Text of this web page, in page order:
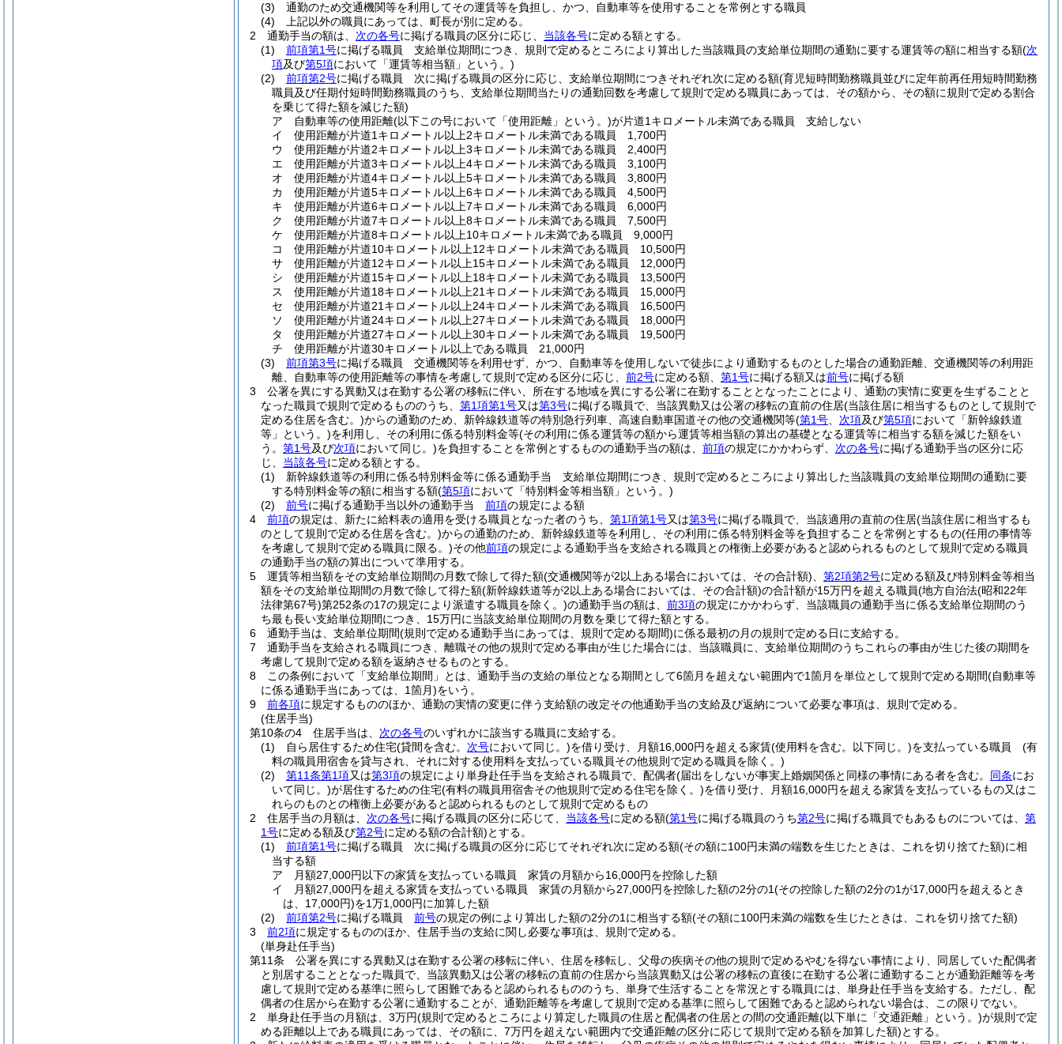
(3)
通勤のため交通機関等を利用してその運賃等を負担し、かつ、自動車等を使用することを常例とする職員
(4)
上記以外の職員にあっては、町長が別に定める。
2
通勤手当の額は、 次の各号に掲げる職員の区分に応じ、 当該各号に定める額とする。
(1)
前項第1号に掲げる職員 支給単位期間につき、規則で定めるところにより算出した当該職員の支給単位期間の通勤に要する運賃等の額に相当する額(次
項及び第5項において「運賃等相当額」という。)
(2)
前項第2号に掲げる職員 次に掲げる職員の区分に応じ、支給単位期間につきそれぞれ次に定める額(育児短時間勤務職員並びに定年前再任用短時間勤務
職員及び任期付短時間勤務職員のうち、支給単位期間当たりの通勤回数を考慮して規則で定める職員にあっては、その額から、その額に規則で定める割合
を乗じて得た額を減じた額)
ア
自動車等の使用距離(以下この号において「使用距離」という。)が片道1キロメートル未満である職員 支給しない
イ
使用距離が片道1キロメートル以上2キロメートル未満である職員 1,700円
ウ
使用距離が片道2キロメートル以上3キロメートル未満である職員 2,400円
エ
使用距離が片道3キロメートル以上4キロメートル未満である職員 3,100円
オ
使用距離が片道4キロメートル以上5キロメートル未満である職員 3,800円
カ
使用距離が片道5キロメートル以上6キロメートル未満である職員 4,500円
キ
使用距離が片道6キロメートル以上7キロメートル未満である職員 6,000円
ク
使用距離が片道7キロメートル以上8キロメートル未満である職員 7,500円
ケ
使用距離が片道8キロメートル以上10キロメートル未満である職員 9,000円
コ
使用距離が片道10キロメートル以上12キロメートル未満である職員 10,500円
サ
使用距離が片道12キロメートル以上15キロメートル未満である職員 12,000円
シ
使用距離が片道15キロメートル以上18キロメートル未満である職員 13,500円
ス
使用距離が片道18キロメートル以上21キロメートル未満である職員 15,000円
セ
使用距離が片道21キロメートル以上24キロメートル未満である職員 16,500円
ソ
使用距離が片道24キロメートル以上27キロメートル未満である職員 18,000円
タ
使用距離が片道27キロメートル以上30キロメートル未満である職員 19,500円
チ
使用距離が片道30キロメートル以上である職員 21,000円
(3)
前項第3号に掲げる職員 交通機関等を利用せず、かつ、自動車等を使用しないで徒歩により通勤するものとした場合の通勤距離、交通機関等の利用距
離、自動車等の使用距離等の事情を考慮して規則で定める区分に応じ、 前2号に定める額、 第1号に掲げる額又は前号に掲げる額
3
公署を異にする異動又は在勤する公署の移転に伴い、所在する地域を異にする公署に在勤することとなったことにより、通勤の実情に変更を生ずることと
なった職員で規則で定めるもののうち、 第1項第1号又は第3号に掲げる職員で、当該異動又は公署の移転の直前の住居(当該住居に相当するものとして規則で
定める住居を含む。)からの通勤のため、新幹線鉄道等の特別急行列車、高速自動車国道その他の交通機関等(第1号 次項及び第5項において「新幹線鉄道
等」という。)を利用し、その利用に係る特別料金等(その利用に係る運賃等の額から運賃等相当額の算出の基礎となる運賃等に相当する額を減じた額をい
う。 第1号及び次項において同じ。)を負担することを常例とするものの通勤手当の額は、 前項の規定にかかわらず、 次の各号に掲げる通勤手当の区分に応
じ、 当該各号に定める額とする。
(1)
新幹線鉄道等の利用に係る特別料金等に係る通勤手当 支給単位期間につき、規則で定めるところにより算出した当該職員の支給単位期間の通勤に要
する特別料金等の額に相当する額(第5項において「特別料金等相当額」という。)
(2)
前号に掲げる通勤手当以外の通勤手当 前項の規定による額
4
前項の規定は、新たに給料表の適用を受ける職員となった者のうち、 第1項第1号又は第3号に掲げる職員で、当該適用の直前の住居(当該住居に相当するも
のとして規則で定める住居を含む。)からの通勤のため、新幹線鉄道等を利用し、その利用に係る特別料金等を負担することを常例とするもの(任用の事情等
を考慮して規則で定める職員に限る。)その他前項の規定による通勤手当を支給される職員との権衡上必要があると認められるものとして規則で定める職員
の通勤手当の額の算出について準用する。
5
運賃等相当額をその支給単位期間の月数で除して得た額(交通機関等が2以上ある場合においては、その合計額) 第2項第2号に定める額及び特別料金等相当
額をその支給単位期間の月数で除して得た額(新幹線鉄道等が2以上ある場合においては、その合計額)の合計額が15万円を超える職員(地方自治法(昭和22年
法律第67号)第252条の17の規定により派遣する職員を除く。)の通勤手当の額は、 前3項の規定にかかわらず、当該職員の通勤手当に係る支給単位期間のう
ち最も長い支給単位期間につき、15万円に当該支給単位期間の月数を乗じて得た額とする。
6
通勤手当は、支給単位期間(規則で定める通勤手当にあっては、規則で定める期間)に係る最初の月の規則で定める日に支給する。
7
通勤手当を支給される職員につき、離職その他の規則で定める事由が生じた場合には、当該職員に、支給単位期間のうちこれらの事由が生じた後の期間を
考慮して規則で定める額を返納させるものとする。
8
この条例において「支給単位期間」とは、通勤手当の支給の単位となる期間として6箇月を超えない範囲内で1箇月を単位として規則で定める期間(自動車等
に係る通勤手当にあっては、1箇月)をいう。
9
前各項に規定するもののほか、通勤の実情の変更に伴う支給額の改定その他通勤手当の支給及び返納について必要な事項は、規則で定める。
(住居手当)
第10条の4
住居手当は、 次の各号のいずれかに該当する職員に支給する。
(1)
自ら居住するため住宅(貸間を含む。 次号において同じ。)を借り受け、月額16,000円を超える家賃(使用料を含む。以下同じ。)を支払っている職員 (有
料の職員用宿舎を貸与され、それに対する使用料を支払っている職員その他規則で定める職員を除く。)
(2)
第11条第1項又は第3項の規定により単身赴任手当を支給される職員で、配偶者(届出をしないが事実上婚姻関係と同様の事情にある者を含む。 同条にお
いて同じ。)が居住するための住宅(有料の職員用宿舎その他規則で定める住宅を除く。)を借り受け、月額16,000円を超える家賃を支払っているもの又はこ
れらのものとの権衡上必要があると認められるものとして規則で定めるもの
2
住居手当の月額は、 次の各号に掲げる職員の区分に応じて、 当該各号に定める額(第1号に掲げる職員のうち第2号に掲げる職員でもあるものについては、 第
1号に定める額及び第2号に定める額の合計額)とする。
(1)
前項第1号に掲げる職員 次に掲げる職員の区分に応じてそれぞれ次に定める額(その額に100円未満の端数を生じたときは、これを切り捨てた額)に相
当する額
ア
月額27,000円以下の家賃を支払っている職員 家賃の月額から16,000円を控除した額
イ
月額27,000円を超える家賃を支払っている職員 家賃の月額から27,000円を控除した額の2分の1(その控除した額の2分の1が17,000円を超えるとき
は、17,000円)を1万1,000円に加算した額
(2)
前項第2号に掲げる職員 前号の規定の例により算出した額の2分の1に相当する額(その額に100円未満の端数を生じたときは、これを切り捨てた額)
3
前2項に規定するもののほか、住居手当の支給に関し必要な事項は、規則で定める。
(単身赴任手当)
第11条
公署を異にする異動又は在勤する公署の移転に伴い、住居を移転し、父母の疾病その他の規則で定めるやむを得ない事情により、同居していた配偶者
と別居することとなった職員で、当該異動又は公署の移転の直前の住居から当該異動又は公署の移転の直後に在勤する公署に通勤することが通勤距離等を考
慮して規則で定める基準に照らして困難であると認められるもののうち、単身で生活することを常況とする職員には、単身赴任手当を支給する。 ただし、配
偶者の住居から在勤する公署に通勤することが、通勤距離等を考慮して規則で定める基準に照らして困難であると認められない場合は、この限りでない。
2
単身赴任手当の月額は、3万円(規則で定めるところにより算定した職員の住居と配偶者の住居との間の交通距離(以下単に「交通距離」という。)が規則で定
める距離以上である職員にあっては、その額に、7万円を超えない範囲内で交通距離の区分に応じて規則で定める額を加算した額)とする。